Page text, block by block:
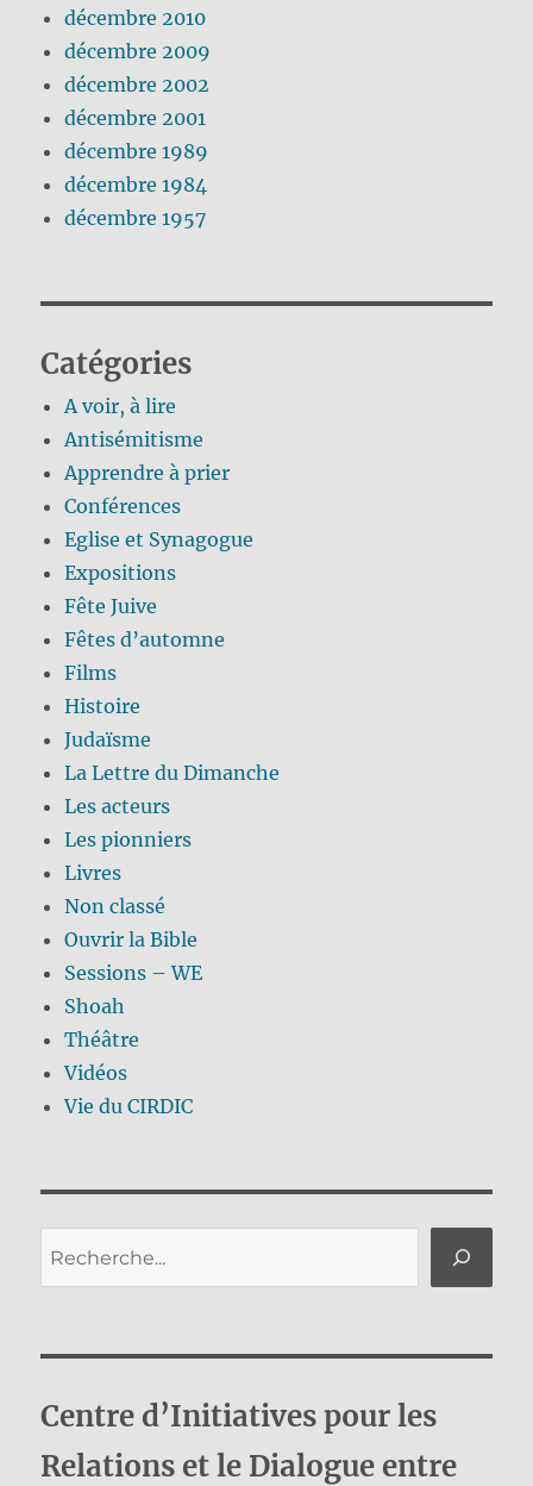
décembre 2010
décembre 2009
décembre 2002
décembre 2001
décembre 1989
décembre 1984
décembre 1957
Catégories
A voir, à lire
Antisémitisme
Apprendre à prier
Conférences
Eglise et Synagogue
Expositions
Fête Juive
Fêtes d’automne
Films
Histoire
Judaïsme
La Lettre du Dimanche
Les acteurs
Les pionniers
Livres
Non classé
Ouvrir la Bible
Sessions – WE
Shoah
Théâtre
Vidéos
Vie du CIRDIC
Centre d’Initiatives pour les
Relations et le Dialogue entre